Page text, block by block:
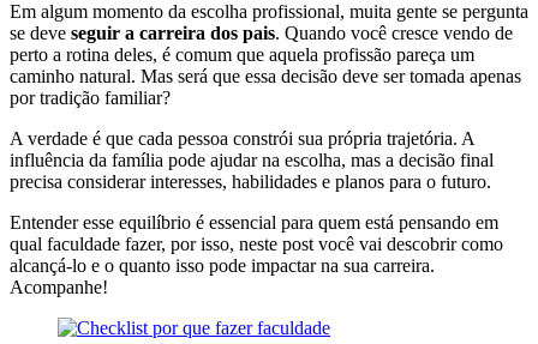
Em algum momento da escolha profissional, muita gente se pergunta
se deve seguir a carreira dos pais. Quando você cresce vendo de
perto a rotina deles, é comum que aquela profissão pareça um
caminho natural. Mas será que essa decisão deve ser tomada apenas
por tradição familiar?
A verdade é que cada pessoa constrói sua própria trajetória. A
influência da família pode ajudar na escolha, mas a decisão final
precisa considerar interesses, habilidades e planos para o futuro.
Entender esse equilíbrio é essencial para quem está pensando em
qual faculdade fazer, por isso, neste post você vai descobrir como
alcançá-lo e o quanto isso pode impactar na sua carreira.
Acompanhe!